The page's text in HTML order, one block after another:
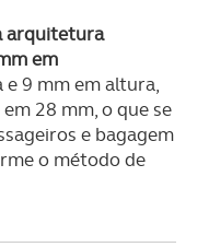
arquitetura
em
e 9 mm em altura,
28 mm, o que se
e bagagem
o método de